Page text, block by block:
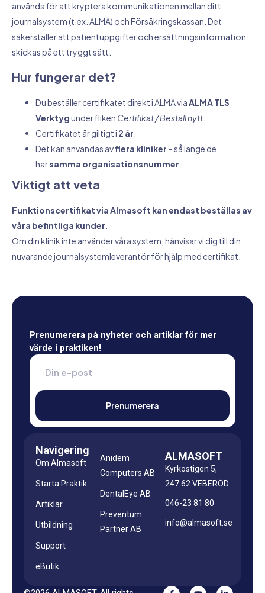
används för att kryptera kommunikationen mellan ditt
journalsystem (t.ex. ALMA) och Försäkringskassan. Det
säkerställer att patientuppgifter och ersättningsinformation
skickas på ett tryggt sätt.
Hur fungerar det?
Du beställer certifikatet direkt i ALMA viaALMA TLS
Verktygunder fliken Certifikat / Beställ nytt
Certifikatet är giltigt i 2 år
Det kan användas avflera kliniker – så länge de
harsamma organisationsnummer
Viktigt att veta
Funktionscertifikat via Almasoft kan endast beställas av
våra befintliga kunder.
Om din klinik inte använder våra system, hänvisar vi dig till din
nuvarande journalsystemleverantör för hjälp med certifikat.
Prenumerera på nyheter och artiklar för mer
värde i praktiken!
Navigering
Om Almasoft
Starta Praktik
Artiklar
Utbildning
Support
eButik
Anidem
Computers AB
DentalEye AB
Preventum
Partner AB
ALMASOFT
Kyrkostigen 5,
247 62 VEBERÖD
046-23 81 80
info@almasoft.se